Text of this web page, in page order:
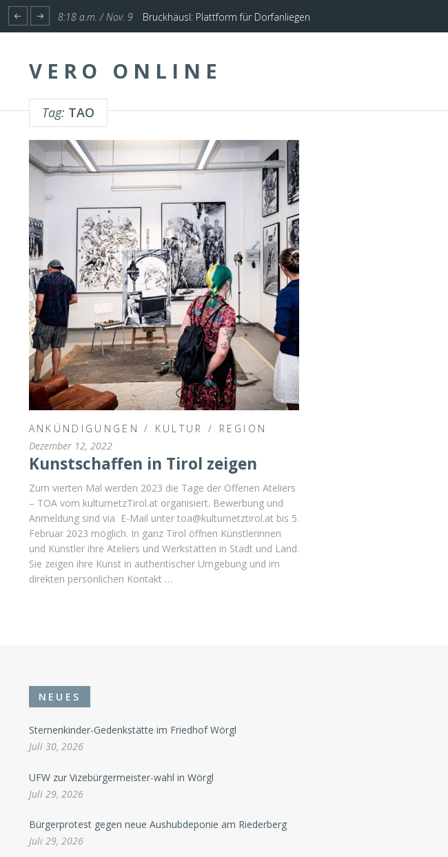
1:17 p.m. / Nov. 4 Start für Planung Hochwasserschutz Unterinntal
VERO ONLINE
Tag: TAO
ANKÜNDIGUNGEN / KULTUR / REGION
Dezember 12, 2022
Kunstschaffen in Tirol zeigen
Zum vierten Mal werden 2023 die Tage der Offenen Ateliers
– TOA vom kulturnetzTirol.at organisiert. Bewerbung und
Anmeldung sind via E-Mail unter toa@kulturnetztirol.at bis 5.
Februar 2023 möglich. In ganz Tirol öffnen Künstlerinnen
und Künstler ihre Ateliers und Werkstätten in Stadt und Land.
Sie zeigen ihre Kunst in authentischer Umgebung und im
direkten persönlichen Kontakt …
NEUES
Sternenkinder-Gedenkstätte im Friedhof Wörgl
Juli 30, 2026
UFW zur Vizebürgermeister-wahl in Wörgl
Juli 29, 2026
Bürgerprotest gegen neue Aushubdeponie am Riederberg
Juli 29, 2026